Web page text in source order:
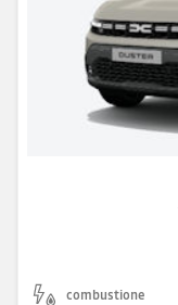
combustione